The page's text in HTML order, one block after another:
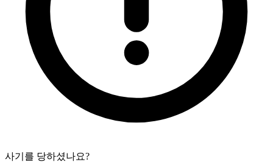
사기를 당하셨나요?